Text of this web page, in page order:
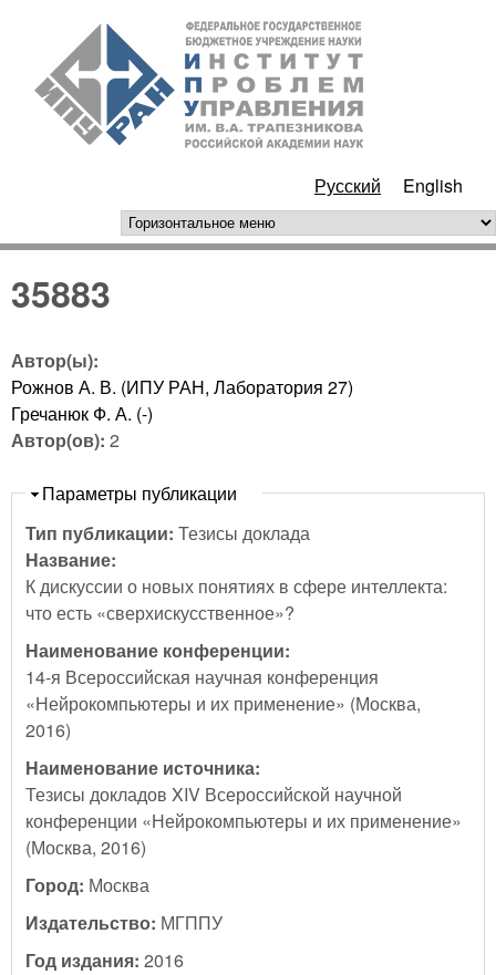
Перейти к основному
содержанию
РАН
Русский English
горизонтальное меню
35883
Автор(ы):
Рожнов А. В. (ИПУ РАН, Лаборатория 27)
Гречанюк Ф. А. (-)
Автор(ов): 2
Скрыть
Параметры публикации
Тип публикации: Тезисы доклада
Название:
К дискуссии о новых понятиях в сфере интеллекта:
что есть «сверхискусственное»?
Наименование конференции:
14-я Всероссийская научная конференция
«Нейрокомпьютеры и их применение» (Москва,
2016)
Наименование источника:
Тезисы докладов XIV Всероссийской научной
конференции «Нейрокомпьютеры и их применение»
(Москва, 2016)
Город: Москва
Издательство: МГППУ
Год издания: 2016